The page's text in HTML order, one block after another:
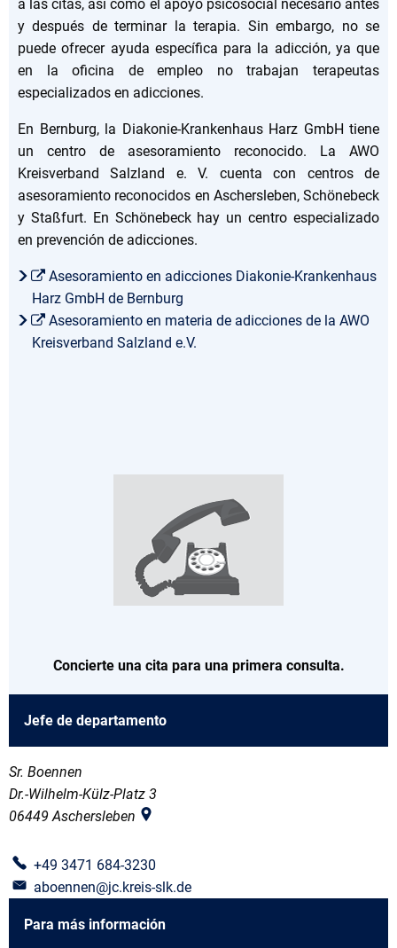
a las citas, así como el apoyo psicosocial necesario antes
y después de terminar la terapia. Sin embargo, no se
puede ofrecer ayuda específica para la adicción, ya que
en la oficina de empleo no trabajan terapeutas
especializados en adicciones.
En Bernburg, la Diakonie-Krankenhaus Harz GmbH tiene
un centro de asesoramiento reconocido. La AWO
Kreisverband Salzland e. V. cuenta con centros de
asesoramiento reconocidos en Aschersleben, Schönebeck
y Staßfurt. En Schönebeck hay un centro especializado
en prevención de adicciones.
Asesoramiento en adicciones Diakonie-Krankenhaus
Harz GmbH de Bernburg
Asesoramiento en materia de adicciones de la AWO
Kreisverband Salzland e.V.
Concierte una cita para una primera consulta.
Jefe de departamento
Sr. Boennen
Dr.-Wilhelm-Külz-Platz 3
06449 Aschersleben
+49 3471 684-3230
aboennen@jc.kreis-slk.de
Para más información